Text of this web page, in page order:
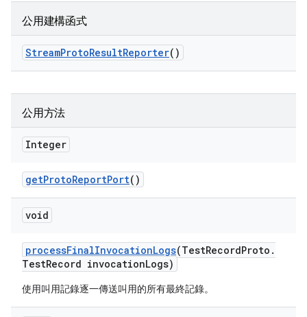
公用建構函式
StreamProtoResultReporter()
公用方法
Integer
getProtoReportPort()
void
processFinalInvocationLogs(TestRecordProto .
TestRecord invocationLogs)
使用叫用記錄逐一傳送叫用的所有最終記錄。